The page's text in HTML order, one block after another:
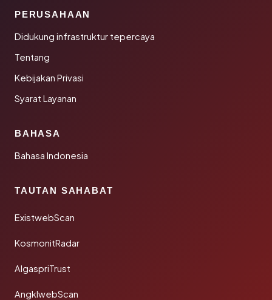
PERUSAHAAN
Didukung infrastruktur tepercaya
Tentang
Kebijakan Privasi
Syarat Layanan
BAHASA
Bahasa Indonesia
TAUTAN SAHABAT
ExistwebScan
KosmonitRadar
AlgaspriTrust
AngklwebScan